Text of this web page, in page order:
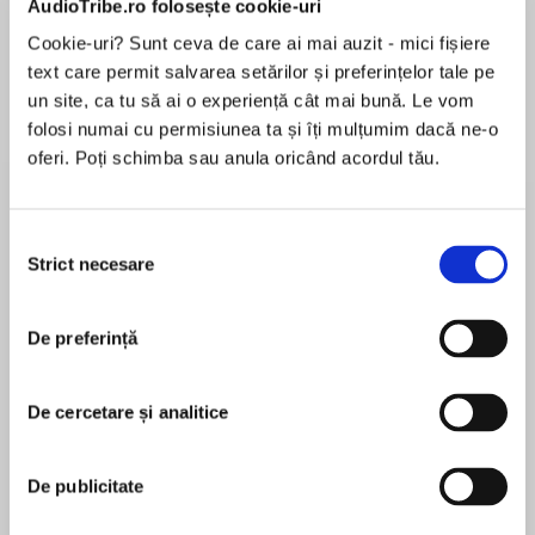
AudioTribe.ro folosește cookie-uri
Cookie-uri? Sunt ceva de care ai mai auzit - mici fișiere
text care permit salvarea setărilor și preferințelor tale pe
un site, ca tu să ai o experiență cât mai bună. Le vom
folosi numai cu permisiunea ta și îți mulțumim dacă ne-o
oferi. Poți schimba sau anula oricând acordul tău.
consimțământului
Strict necesare
De preferință
De cercetare și analitice
De publicitate
Desprecarte
A novel of intrigue, violence and conflicted
loyalties from the author of The Street
Spring, 1853. After a triumphant display at the
American entrepreneur and inventor Colonel
Samuel Colt expands his gun-making business
in Pimlico and sets about converting it into a
pistol works capable of mass producing his
patented revolvers on an unprecedented scale
– aware that the prospect of war with Russia
pentru această carte
Matthew Plampin is the author of several highly